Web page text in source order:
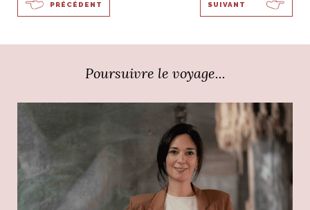
PRÉCÉDENT SUIVANT
Poursuivre le voyage...